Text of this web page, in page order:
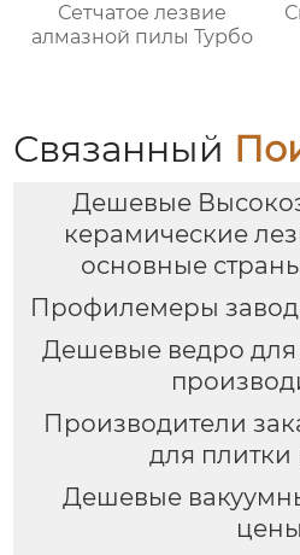
Сетчатое лезвие
алмазной пилы Турбо
Связанный
Дешевые
керамические
основные
Профилемеры
Дешевые ведро
Производители
для плитки
Дешевые
цены